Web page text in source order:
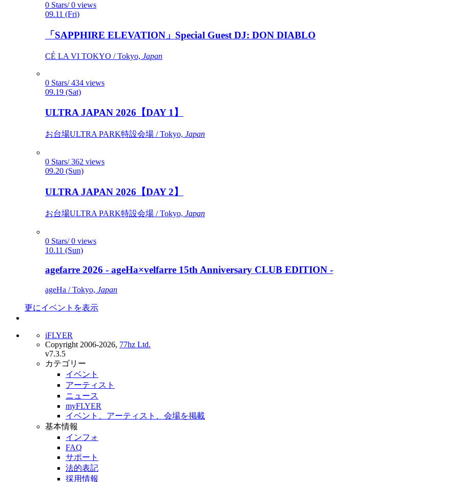
0 Stars/ 0 views
09.11 (Fri)
「SAPPHIRE ELEVATION」Special Guest DJ: DON DIABLO
CÉ LA VI TOKYO / Tokyo, Japan
0 Stars/ 434 views
09.19 (Sat)
ULTRA JAPAN 2026【DAY 1】
お台場ULTRA PARK特設会場 / Tokyo, Japan
0 Stars/ 362 views
09.20 (Sun)
ULTRA JAPAN 2026【DAY 2】
お台場ULTRA PARK特設会場 / Tokyo, Japan
0 Stars/ 0 views
10.11 (Sun)
agefarre 2026 - ageHa×velfarre 15th Anniversary CLUB EDITION -
ageHa / Tokyo, Japan
更にイベントを表示
iFLYER
Copyright 2006-2026, 77hz Ltd.
v7.3.5
カテゴリー
イベント
アーティスト
ニュース
myFLYER
イベント、アーティスト、会場を掲載
基本情報
インフォ
FAQ
サポート
法的表記
採用情報